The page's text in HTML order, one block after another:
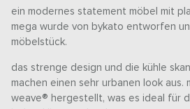
ein modernes statement möbel mit
mega wurde von bykato entworfen
möbelstück.
das strenge design und die kühle
machen einen sehr urbanen look aus.
weave® hergestellt, was es ideal für